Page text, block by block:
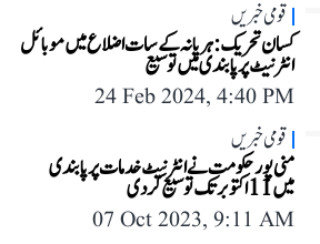
قومی خبریں
کسان تحریک: ہریانہ کے سات اضلاع میں موبائل
انٹرنیٹ پر پابندی میں توسیع
24 Feb 2024, 4:40 PM
قومی خبریں
منی پور حکومت نے انٹرنیٹ خدمات پر پابندی
میں 11 اکتوبر تک توسیع کر دی
07 Oct 2023, 9:11 AM